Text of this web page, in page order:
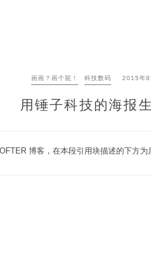
画画？画个屁！ 科技数码 2015年8
用锤子科技的海报
博客，在本段引用块描述的下方